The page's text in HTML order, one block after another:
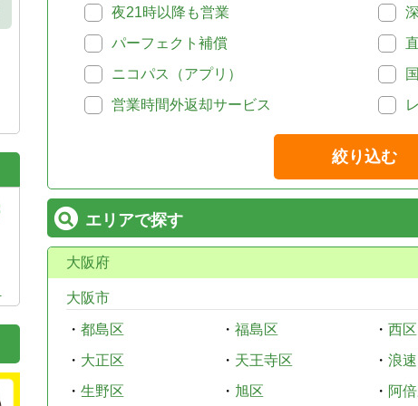
夜21時以降も営業
パーフェクト補償
ニコパス（アプリ）
営業時間外返却サービス
絞り込む
エリアで探す
大阪府
大阪市
・ 都島区 ・ 福島区 ・ 西区
・ 大正区 ・ 天王寺区 ・ 浪
・ 生野区 ・ 旭区 ・ 阿